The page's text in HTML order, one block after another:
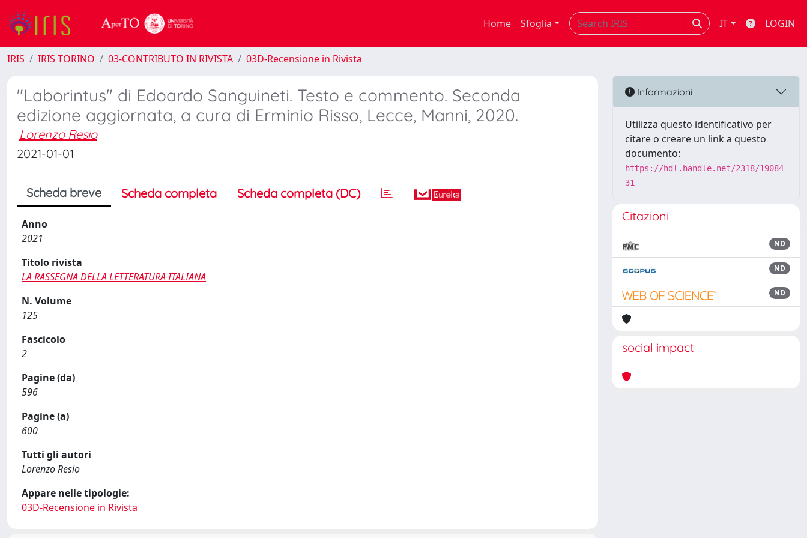
Home Sfoglia IT LOGIN
IRIS IRIS TORINO 03-CONTRIBUTO IN RIVISTA 03D-Recensione in Rivista
"Laborintus" di Edoardo Sanguineti. Testo e commento. Seconda
edizione aggiornata, a cura di Erminio Risso, Lecce, Manni, 2020.
Lorenzo Resio
2021-01-01
Scheda breve Scheda completa Scheda completa (DC)
Anno
2021
Titolo rivista
LA RASSEGNA DELLA LETTERATURA ITALIANA
N. Volume
125
Fascicolo
2
Pagine (da)
596
Pagine (a)
600
Tutti gli autori
Lorenzo Resio
Appare nelle tipologie:
03D-Recensione in Rivista
Informazioni
Utilizza questo identificativo per
citare o creare un link a questo
documento:
https://hdl.handle.net/2318/19084
31
Citazioni
ND
ND
ND
social impact